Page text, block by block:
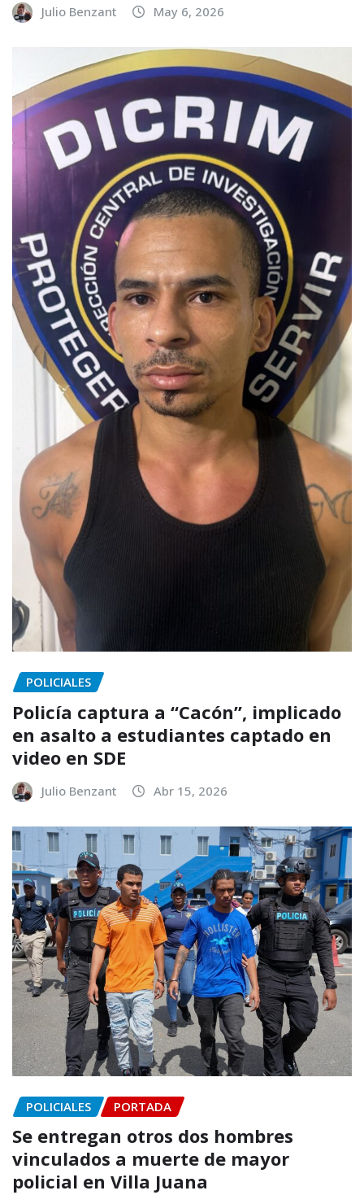
Julio Benzant May 6, 2026
POLICIALES
Policía captura a “Cacón”, implicado
en asalto a estudiantes captado en
video en SDE
Julio Benzant Abr 15, 2026
POLICIALES PORTADA
Se entregan otros dos hombres
vinculados a muerte de mayor
policial en Villa Juana